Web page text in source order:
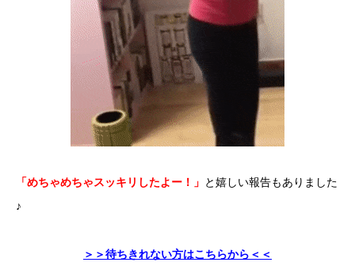
「めちゃめちゃスッキリしたよー！」 と嬉しい報告もありました
♪
＞＞待ちきれない方はこちらから＜＜